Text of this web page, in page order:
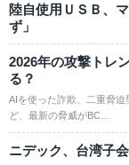
陸自使用ＵＳＢ、
ず」
2026年の攻撃トレ
る？
AIを使った詐欺、二重脅
ど、最新の脅威がBC…
ニデック、台湾子